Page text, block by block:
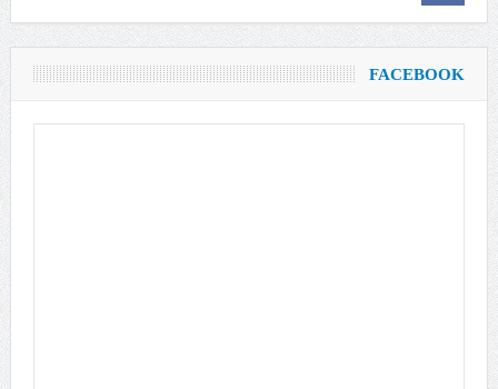
FACEBOOK